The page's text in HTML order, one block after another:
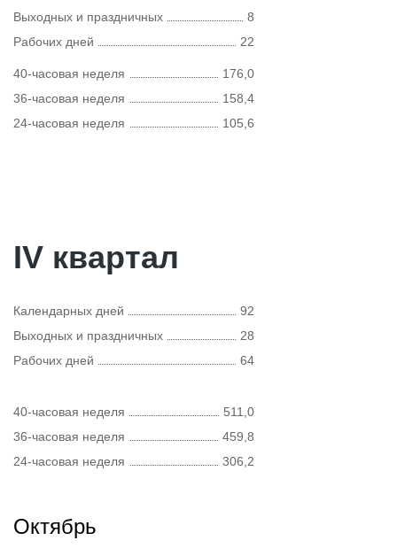
Выходных и праздничных
8
Рабочих дней
22
40-часовая неделя
176,0
36-часовая неделя
158,4
24-часовая неделя
105,6
IV квартал
Календарных дней
92
Выходных и праздничных
28
Рабочих дней
64
40-часовая неделя
511,0
36-часовая неделя
459,8
24-часовая неделя
306,2
Октябрь